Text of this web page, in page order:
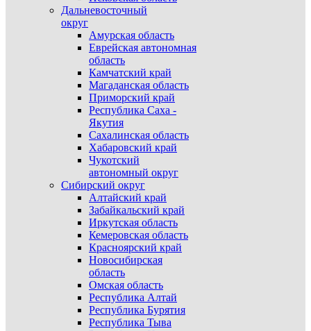
Дальневосточный
округ
Амурская область
Еврейская автономная
область
Камчатский край
Магаданская область
Приморский край
Республика Саха -
Якутия
Сахалинская область
Хабаровский край
Чукотский
автономный округ
Сибирский округ
Алтайский край
Забайкальский край
Иркутская область
Кемеровская область
Красноярский край
Новосибирская
область
Омская область
Республика Алтай
Республика Бурятия
Республика Тыва